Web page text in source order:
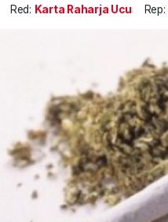
Red: Karta Raharja Ucu Rep: